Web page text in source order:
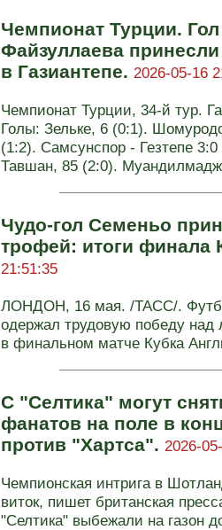
Чемпионат Турции.
Файзуллаева
в Газиантепе. 2026-05-16
Чемпионат Турции, 34-й тур.
Голы: Зельке, 6 (0:1).
(1:2). Самсунспор - Гезтепе
Тавшан, 85 (2:0).
Чудо-гол Семеньо
трофей: итоги финала
21:51:35
ЛОНДОН, 16 мая. /ТАСС/.
одержал трудовую победу над
в финальном матче Кубка
С "Селтика" могут
фанатов на поле в
против "Хартса". 2026-
Чемпионская интрига в
виток, пишет британская
"Селтика" выбежали на газон